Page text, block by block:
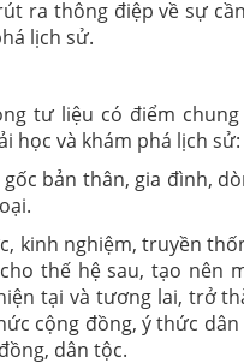
ra thông điệp về sự
lịch sử.
tư liệu có điểm
học và khám phá lịch sử:
bản thân, gia đình,
kinh nghiệm, truyền
thế hệ sau, tạo nên
tại và tương lai, trở
cộng đồng, ý thức dân
dân tộc.